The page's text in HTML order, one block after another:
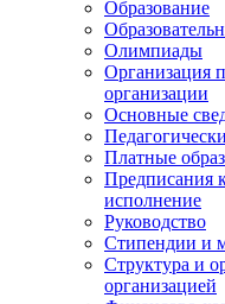
Образование
Олимпиады
Организация
организации
Основные
Платные
Предписания
исполнение
Руководство
Стипендии и
Структура и
организацией